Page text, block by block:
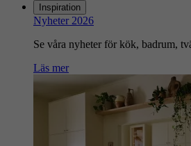
Inspiration
Nyheter 2026
Se våra nyheter för kök, badrum,
Läs mer